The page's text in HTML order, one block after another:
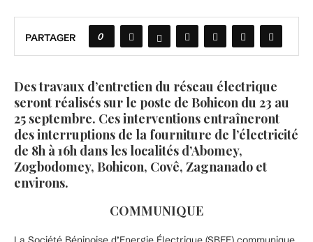
PARTAGER 0
Des travaux d’entretien du réseau électrique
seront réalisés sur le poste de Bohicon du 23 au
25 septembre. Ces interventions entraîneront
des interruptions de la fourniture de l’électricité
de 8h à 16h dans les localités d’Abomey,
Zogbodomey, Bohicon, Covê, Zagnanado et
environs.
COMMUNIQUE